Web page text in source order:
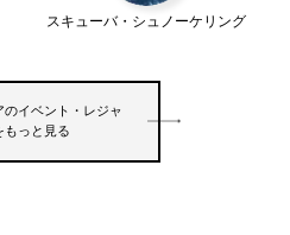
スキューバ・シュノーケリング
のイベント・レジャ
もっと見る